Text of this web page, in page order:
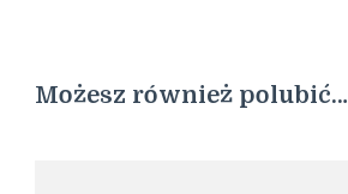
Możesz również polubić…